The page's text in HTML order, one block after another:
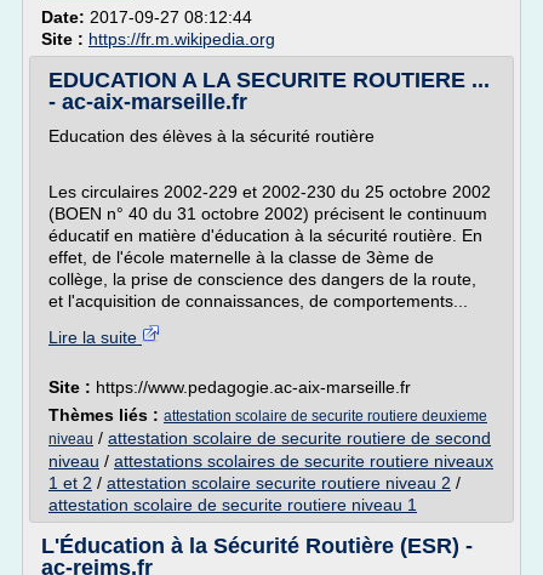
Date: 2017-09-27 08:12:44
Site : https://fr.m.wikipedia.org
EDUCATION A LA SECURITE ROUTIERE ...
- ac-aix-marseille.fr
Education des élèves à la sécurité routière
Les circulaires 2002-229 et 2002-230 du 25 octobre 2002
(BOEN n° 40 du 31 octobre 2002) précisent le continuum
éducatif en matière d'éducation à la sécurité routière. En
effet, de l'école maternelle à la classe de 3ème de
collège, la prise de conscience des dangers de la route,
et l'acquisition de connaissances, de comportements...
Lire la suite
Site : https://www.pedagogie.ac-aix-marseille.fr
Thèmes liés : attestation scolaire de securite routiere deuxieme
niveau / attestation scolaire de securite routiere de second
niveau / attestations scolaires de securite routiere niveaux
1 et 2 / attestation scolaire securite routiere niveau 2 /
attestation scolaire de securite routiere niveau 1
L'Éducation à la Sécurité Routière (ESR) -
ac-reims.fr